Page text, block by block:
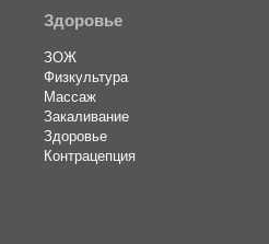
Здоровье
ЗОЖ
Физкультура
Массаж
Закаливание
Здоровье
Контрацепция